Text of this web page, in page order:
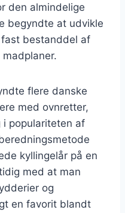
den almindelige
begyndte at udvikle
bestanddel af
flere danske
med ovnretter,
populariteten af
kyllingelår på en
med at man
og
en favorit blandt